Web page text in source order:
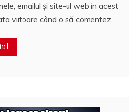
emailul și site-ul web în acest
viitoare când o să comentez.